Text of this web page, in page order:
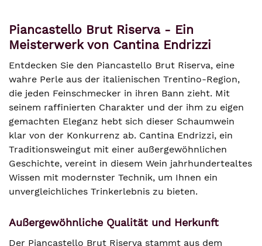
Piancastello Brut Riserva - Ein
Meisterwerk von Cantina Endrizzi
Entdecken Sie den Piancastello Brut Riserva, eine
wahre Perle aus der italienischen Trentino-Region,
die jeden Feinschmecker in ihren Bann zieht. Mit
seinem raffinierten Charakter und der ihm zu eigen
gemachten Eleganz hebt sich dieser Schaumwein
klar von der Konkurrenz ab. Cantina Endrizzi, ein
Traditionsweingut mit einer außergewöhnlichen
Geschichte, vereint in diesem Wein jahrhundertealtes
Wissen mit modernster Technik, um Ihnen ein
unvergleichliches Trinkerlebnis zu bieten.
Außergewöhnliche Qualität und Herkunft
Der Piancastello Brut Riserva stammt aus dem